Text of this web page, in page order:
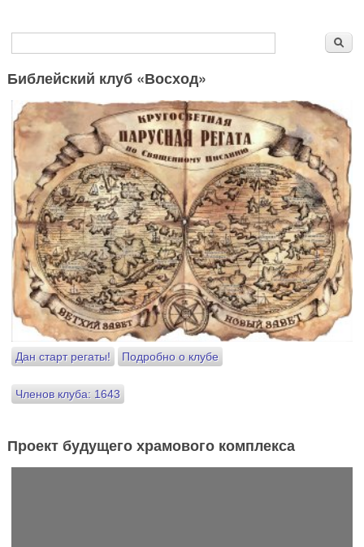
Форма поиска
Библейский клуб «Восход»
Дан старт регаты! Подробно о клубе
Членов клуба: 1643
Проект будущего храмового комплекса